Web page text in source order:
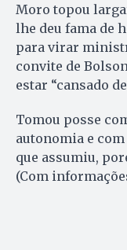
Moro topou
lhe deu fama de
para virar
convite de
estar “cansado
Tomou posse
autonomia e
que assumiu,
(Com